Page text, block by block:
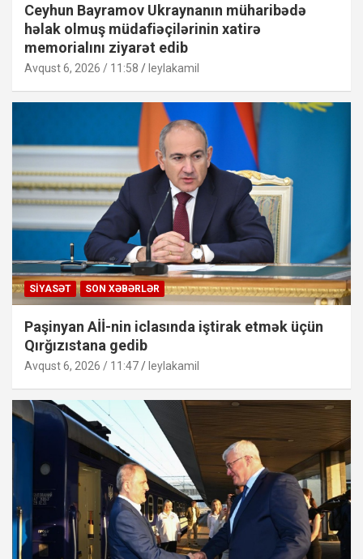
Ceyhun Bayramov Ukraynanın müharibədə
həlak olmuş müdafiəçilərinin xatirə
memorialını ziyarət edib
Avqust 6, 2026 / 11:58 leylakamil
SIYASƏT SON XƏBƏRLƏR
Paşinyan Aİİ-nin iclasında iştirak etmək üçün
Qırğızıstana gedib
Avqust 6, 2026 / 11:47 leylakamil